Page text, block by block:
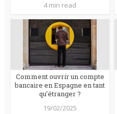
4 min read
Comment ouvrir un compte
bancaire en Espagne en tant
qu’étranger ?
19/02/2025